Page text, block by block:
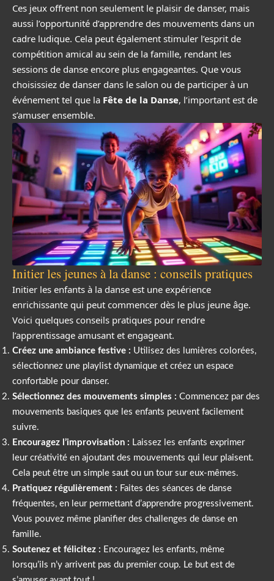
Ces jeux offrent non seulement le plaisir de danser, mais
aussi l’opportunité d’apprendre des mouvements dans un
cadre ludique. Cela peut également stimuler l’esprit de
compétition amical au sein de la famille, rendant les
sessions de danse encore plus engageantes. Que vous
choisissiez de danser dans le salon ou de participer à un
événement tel que la Fête de la Danse, l’important est de
s’amuser ensemble.
Initier les jeunes à la danse : conseils pratiques
Initier les enfants à la danse est une expérience
enrichissante qui peut commencer dès le plus jeune âge.
Voici quelques conseils pratiques pour rendre
l’apprentissage amusant et engageant.
Créez une ambiance festive : Utilisez des lumières colorées,
sélectionnez une playlist dynamique et créez un espace
confortable pour danser.
Sélectionnez des mouvements simples : Commencez par des
mouvements basiques que les enfants peuvent facilement
suivre.
Encouragez l’improvisation : Laissez les enfants exprimer
leur créativité en ajoutant des mouvements qui leur plaisent.
Cela peut être un simple saut ou un tour sur eux-mêmes.
Pratiquez régulièrement : Faites des séances de danse
fréquentes, en leur permettant d’apprendre progressivement.
Vous pouvez même planifier des challenges de danse en
famille.
Soutenez et félicitez : Encouragez les enfants, même
lorsqu’ils n’y arrivent pas du premier coup. Le but est de